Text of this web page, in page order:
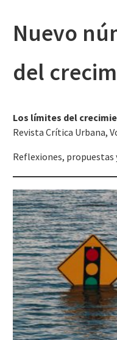
Nuevo
del
Los límites del
Revista Crítica Urbana,
Reflexiones, propuestas